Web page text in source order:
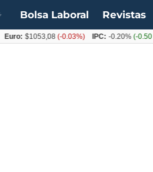
Bolsa Laboral Revistas
$1053,08(-0.03%) IPC: -0.20%(-0.50 pts)